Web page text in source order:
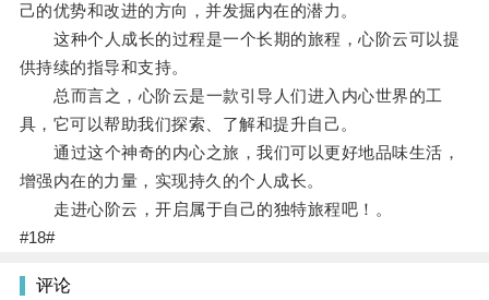
己的优势和改进的方向，并发掘内在的潜力。
这种个人成长的过程是一个长期的旅程，心阶云可以提
供持续的指导和支持。
总而言之，心阶云是一款引导人们进入内心世界的工
具，它可以帮助我们探索、了解和提升自己。
通过这个神奇的内心之旅，我们可以更好地品味生活，
增强内在的力量，实现持久的个人成长。
走进心阶云，开启属于自己的独特旅程吧！。
#18#
评论